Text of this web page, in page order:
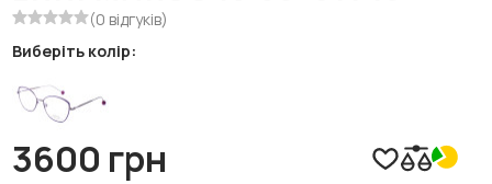
(0 відгуків)
Виберіть колір:
3600 грн